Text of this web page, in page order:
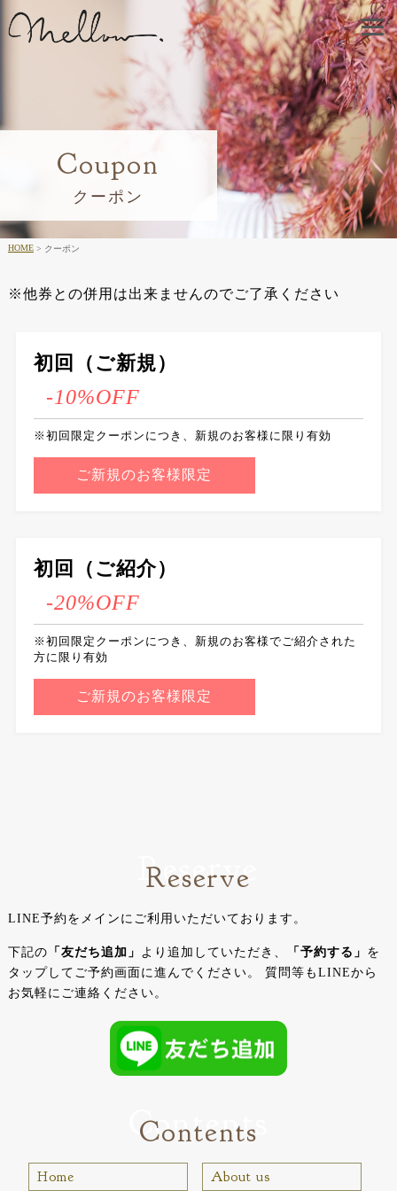
Coupon
クーポン
HOME クーポン
※他券との併用は出来ませんのでご了承ください
初回（ご新規）
-10%OFF
※初回限定クーポンにつき、新規のお客様に限り有効
ご新規のお客様限定
初回（ご紹介）
-20%OFF
※初回限定クーポンにつき、新規のお客様でご紹介された
方に限り有効
ご新規のお客様限定
Reserve
Reserve
LINE予約をメインにご利用いただいております。
下記の 「友だち追加」 より追加していただき、 「予約する」 を
タップしてご予約画面に進んでください。
質問等もLINEから
お気軽にご連絡ください。
Contents
Contents
Home About us